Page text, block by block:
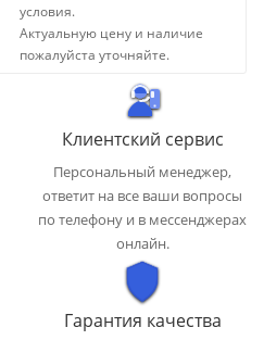
условия.
Актуальную цену и наличие
пожалуйста уточняйте.
Клиентский сервис
Персональный менеджер,
ответит на все ваши вопросы
по телефону и в мессенджерах
онлайн.
Гарантия качества